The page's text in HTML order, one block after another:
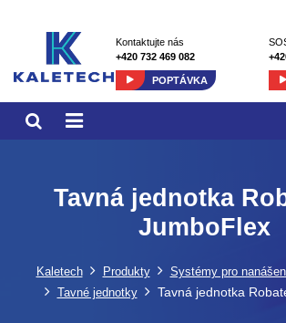
Kontaktujte nás
+420 732 469 082
POPTÁVKA
Tavná jednotka
JumboFlex
Kaletech Produkty
Systémy pro
Tavné jednotky
Tavná jednotka